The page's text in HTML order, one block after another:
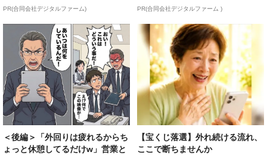
PR(合同会社デジタルファーム) PR(合同会社デジタルファーム )
＜後編＞「外回りは疲れるからち
ょっと休憩してるだけw」営業と
【宝くじ落選】外れ続ける流れ、
ここで断ちませんか